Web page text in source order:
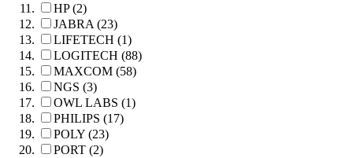
HP (2)
JABRA (23)
LIFETECH (1)
LOGITECH (88)
MAXCOM (58)
NGS (3)
OWL LABS (1)
PHILIPS (17)
POLY (23)
PORT (2)